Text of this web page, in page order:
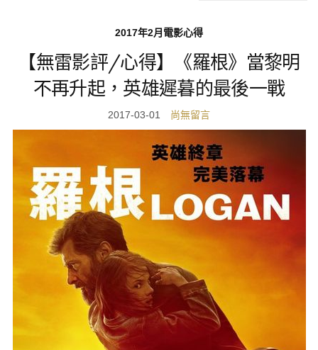
2017年2月電影心得
【無雷影評/心得】《羅根》當黎明
不再升起，英雄遲暮的最後一戰
2017-03-01 尚無留言